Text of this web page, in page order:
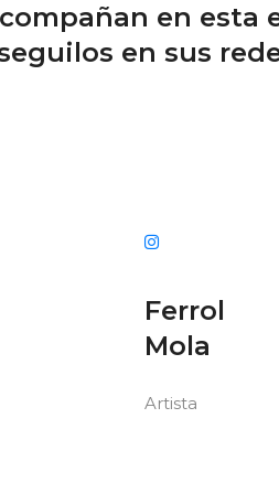
en esta
en sus
Ferrol
Mola
Artista